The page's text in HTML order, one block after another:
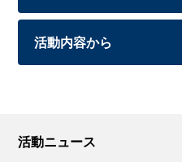
活動ニュース